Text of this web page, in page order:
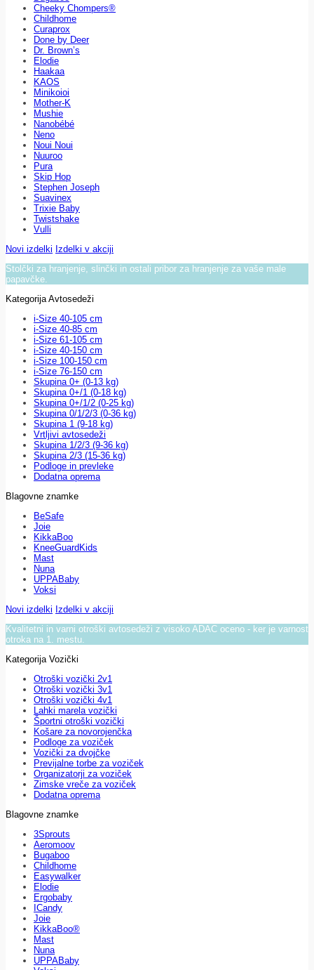
Cheeky Chompers®
Childhome
Curaprox
Done by Deer
Dr. Brown’s
Elodie
Haakaa
KAOS
Minikoioi
Mother-K
Mushie
Nanobébé
Neno
Noui Noui
Nuuroo
Pura
Skip Hop
Stephen Joseph
Suavinex
Trixie Baby
Twistshake
Vulli
Novi izdelki Izdelki v akciji
Stolčki za hranjenje, slinčki in ostali pribor za hranjenje za vaše male
papavčke.
Kategorija Avtosedeži
i-Size 40-105 cm
i-Size 40-85 cm
i-Size 61-105 cm
i-Size 40-150 cm
i-Size 100-150 cm
i-Size 76-150 cm
Skupina 0+ (0-13 kg)
Skupina 0+/1 (0-18 kg)
Skupina 0+/1/2 (0-25 kg)
Skupina 0/1/2/3 (0-36 kg)
Skupina 1 (9-18 kg)
Vrtljivi avtosedeži
Skupina 1/2/3 (9-36 kg)
Skupina 2/3 (15-36 kg)
Podloge in prevleke
Dodatna oprema
Blagovne znamke
BeSafe
Joie
KikkaBoo
KneeGuardKids
Mast
Nuna
UPPABaby
Voksi
Novi izdelki Izdelki v akciji
Kvalitetni in varni otroški avtosedeži z visoko ADAC oceno - ker je varnost
otroka na 1. mestu.
Kategorija Vozički
Otroški vozički 2v1
Otroški vozički 3v1
Otroški vozički 4v1
Lahki marela vozički
Športni otroški vozički
Košare za novorojenčka
Podloge za voziček
Vozički za dvojčke
Previjalne torbe za voziček
Organizatorji za voziček
Zimske vreče za voziček
Dodatna oprema
Blagovne znamke
3Sprouts
Aeromoov
Bugaboo
Childhome
Easywalker
Elodie
Ergobaby
ICandy
Joie
KikkaBoo®
Mast
Nuna
UPPABaby